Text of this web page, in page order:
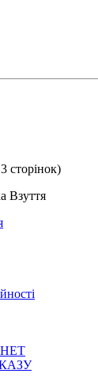
сторінок)
Взуття